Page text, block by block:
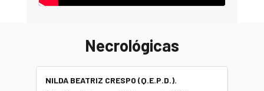
Necrológicas
NILDA BEATRIZ CRESPO (Q.E.P.D.).